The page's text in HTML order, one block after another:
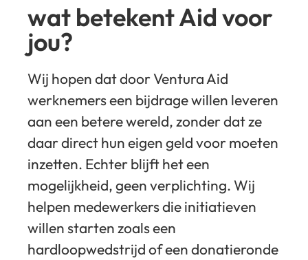
wat betekent Aid voor
jou?
Wij hopen dat door Ventura Aid
werknemers een bijdrage willen leveren
aan een betere wereld, zonder dat ze
daar direct hun eigen geld voor moeten
inzetten. Echter blijft het een
mogelijkheid, geen verplichting. Wij
helpen medewerkers die initiatieven
willen starten zoals een
hardloopwedstrijd of een donatieronde